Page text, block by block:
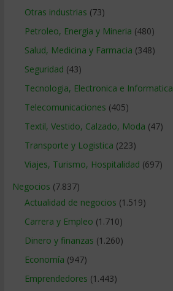
Otras industrias (73)
Petroleo, Energia y Mineria (480)
Salud, Medicina y Farmacia (348)
Seguridad (43)
Tecnologia, Electronica e Informatica
Telecomunicaciones (405)
Textil, Vestido, Calzado, Moda (47)
Transporte y Logistica (223)
Viajes, Turismo, Hospitalidad (697)
Negocios (7.837)
Actualidad de negocios (1.519)
Carrera y Empleo (1.710)
Dinero y finanzas (1.260)
Economía (947)
Emprendedores (1.443)